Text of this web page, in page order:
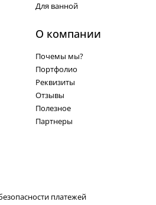
Для ванной
О компании
Почемы мы?
Портфолио
Реквизиты
Отзывы
Полезное
Партнеры
платежей